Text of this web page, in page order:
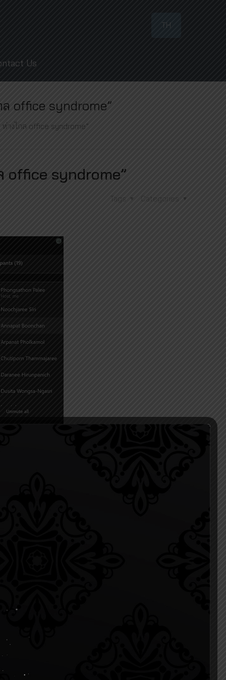
TH
Us
office syndrome”
ห่างไกล office syndrome”
office syndrome”
Categories
Tags